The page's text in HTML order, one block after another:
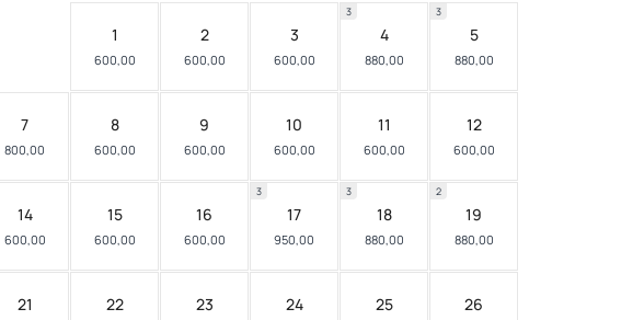
1
600,00
2
600,00
3
600,00
4
880,00
3
5
880,00
3
7
800,00
8
600,00
9
600,00
10
600,00
11
600,00
12
600,00
14
600,00
15
600,00
16
600,00
17
950,00
3
18
880,00
3
19
880,00
2
21 22 23 24 25 26